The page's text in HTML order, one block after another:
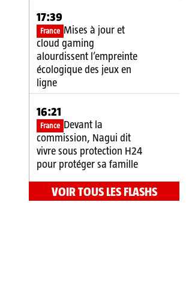
17:39
France Mises à jour et
cloud gaming
alourdissent l’empreinte
écologique des jeux en
ligne
16:21
France Devant la
commission, Nagui dit
vivre sous protection H24
pour protéger sa famille
VOIR TOUS LES FLASHS